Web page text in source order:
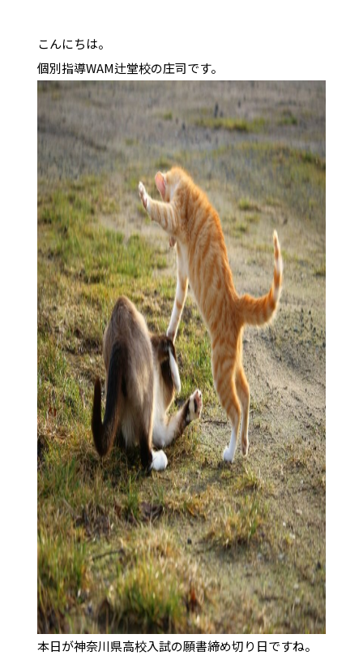
こんにちは。
個別指導WAM辻堂校の庄司です。
本日が神奈川県高校入試の願書締め切り日ですね。